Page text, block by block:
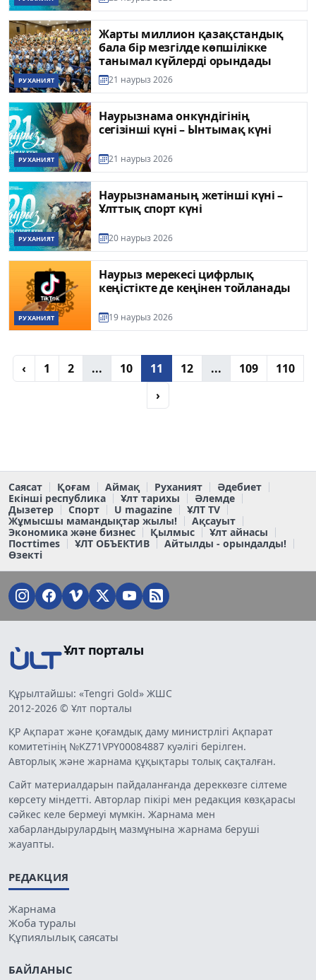
РУХАНИЯТ
Жарты миллион қазақстандық
бала бір мезгілде көпшілікке
танымал күйлерді орындады
21 наурыз 2026
РУХАНИЯТ
Наурызнама онкүндігінің
сегізінші күні – Ынтымақ күні
21 наурыз 2026
РУХАНИЯТ
Наурызнаманың жетінші күні –
Ұлттық спорт күні
20 наурыз 2026
РУХАНИЯТ
Наурыз мерекесі цифрлық
кеңістікте де кеңінен тойланады
19 наурыз 2026
‹ 1 2 ... 10 11 12 ... 109
110
›
Саясат Қоғам Аймақ Руханият
Әдебиет
Екінші республика
Ұлт тарихы
Әлемде
Дызетер
Спорт U magazine
ҰЛТ TV
Жұмысшы мамандықтар жылы!
Ақсауыт
Экономика және бизнес
Қылмыс
Ұлт айнасы
Постtimes
ҰЛТ ОБЪЕКТИВ
Айтылды - орындалды!
Өзекті
Ұлт порталы
Құрылтайшы: «Tengri Gold» ЖШС
2012-2026 © Ұлт порталы
ҚР Ақпарат және қоғамдық даму министрлігі Ақпарат
комитетінің №KZ71VPY00084887 куәлігі берілген.
Авторлық және жарнама құқықтары толық сақталған.
Сайт материалдарын пайдаланғанда дереккөзге сілтеме
көрсету міндетті. Авторлар пікірі мен редакция көзқарасы
сәйкес келе бермеуі мүмкін. Жарнама мен
хабарландырулардың мазмұнына жарнама беруші
жауапты.
РЕДАКЦИЯ
Жарнама
Жоба туралы
Құпиялылық саясаты
БАЙЛАНЫС